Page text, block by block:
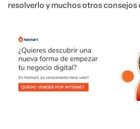
resolverlo y muchos otros